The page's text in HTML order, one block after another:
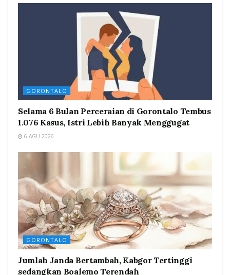
GORONTALO
Selama 6 Bulan Perceraian di Gorontalo Tembus
1.076 Kasus, Istri Lebih Banyak Menggugat
6 AGU 2026
GORONTALO
Jumlah Janda Bertambah, Kabgor Tertinggi
sedangkan Boalemo Terendah